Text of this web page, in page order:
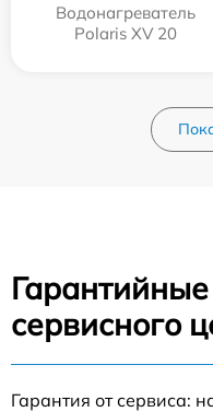
Водонагреватель
Polaris XV 20
сервисного
Гарантия от сервиса: